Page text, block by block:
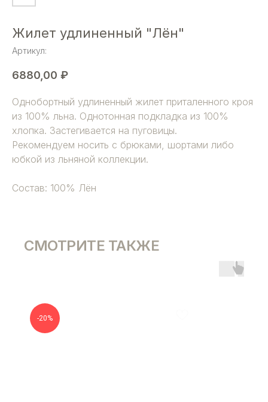
Жилет удлиненный "Лён"
Артикул:
6880,00 ₽
Однобортный удлиненный жилет приталенного кроя
из 100% льна. Однотонная подкладка из 100%
хлопка. Застегивается на пуговицы.
Рекомендуем носить с брюками, шортами либо
юбкой из льняной коллекции.
Состав: 100% Лён
СМОТРИТЕ ТАКЖЕ
-20%